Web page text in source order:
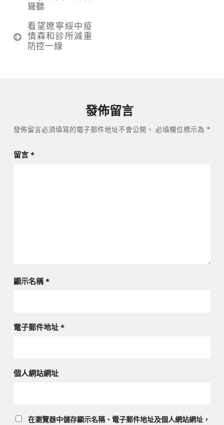
聳聽
看望遼寧綏中疫
情森和診所減重
防控一線
發佈留言
發佈留言必須填寫的電子郵件地址不會公開。 必填欄位標示為 *
留言 *
顯示名稱*
電子郵件地址 *
個人網站網址
在瀏覽器中儲存顯示名稱、電子郵件地址及個人網站網址，